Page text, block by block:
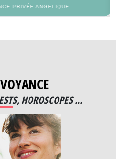
PRIVÉE ANGELIQUE
HOROSCOPES ...